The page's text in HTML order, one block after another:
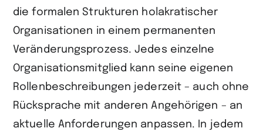
die formalen Strukturen holakratischer
Organisationen in einem permanenten
Veränderungsprozess. Jedes einzelne
Organisationsmitglied kann seine eigenen
Rollenbeschreibungen jederzeit – auch ohne
Rücksprache mit anderen Angehörigen – an
aktuelle Anforderungen anpassen. In jedem